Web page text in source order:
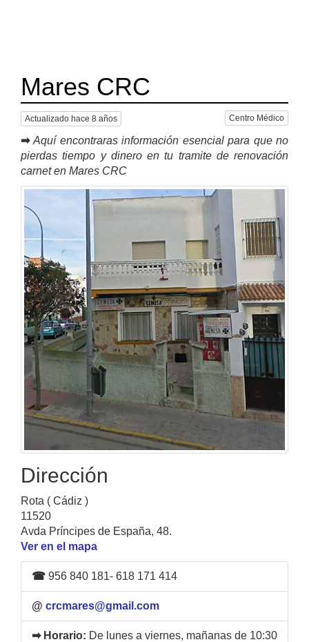
Mares CRC
Actualizado hace 8 años Centro Médico
➡ Aquí encontraras información esencial para que no
pierdas tiempo y dinero en tu tramite de renovación
carnet en Mares CRC
Dirección
Rota ( Cádiz )
11520
Avda Príncipes de España, 48.
Ver en el mapa
☎ 956 840 181- 618 171 414
@ crcmares@gmail.com
➡ Horario: De lunes a viernes, mañanas de 10:30